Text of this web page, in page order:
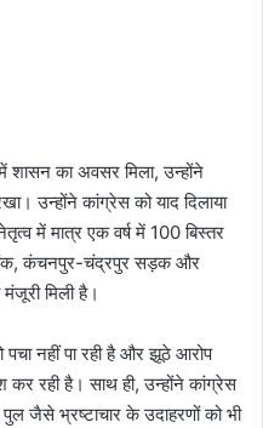
शासन का अवसर मिला, उन्होंने
उन्होंने कांग्रेस को याद दिलाया
में मात्र एक वर्ष में 100 बिस्तर
बैंक, कंचनपुर-चंद्रपुर सड़क और
मंजूरी मिली है।
नहीं पा रही है और झूठे आरोप
रही है। साथ ही, उन्होंने कांग्रेस
जैसे भ्रष्टाचार के उदाहरणों को भी